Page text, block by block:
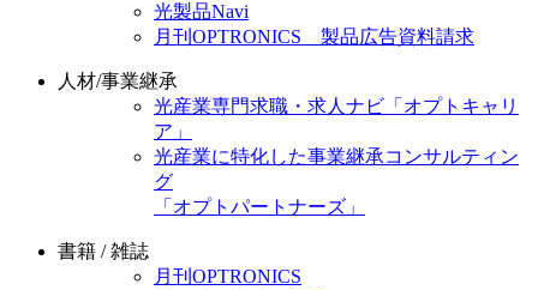
光製品Navi
月刊OPTRONICS 製品広告資料請求
人材/事業継承
光産業専門求職・求人ナビ「オプトキャリ
ア」
光産業に特化した事業継承コンサルティン
グ
「オプトパートナーズ」
書籍 / 雑誌
月刊OPTRONICS